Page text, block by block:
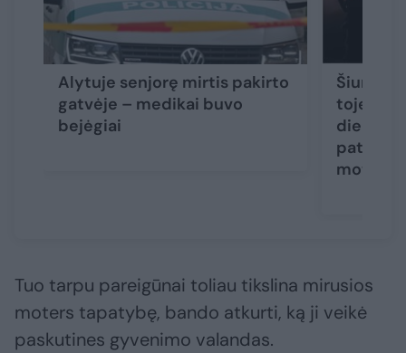
Alytuje senjorę mirtis pakirto
gatvėje – medikai buvo
bejėgiai
Šiurpūs
toje
dieną
paties
moterys
Tuo tarpu pareigūnai toliau tikslina mirusios
moters tapatybę, bando atkurti, ką ji veikė
paskutines gyvenimo valandas.